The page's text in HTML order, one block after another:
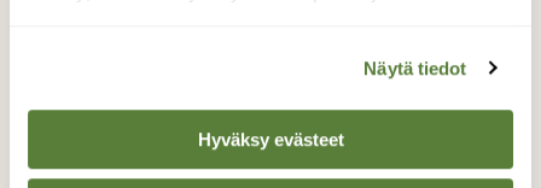
Näytä tiedot
Hyväksy evästeet
punakuireja.
Valokuvaaja: Jesse Eilola, Oulunsalo, Varjakka